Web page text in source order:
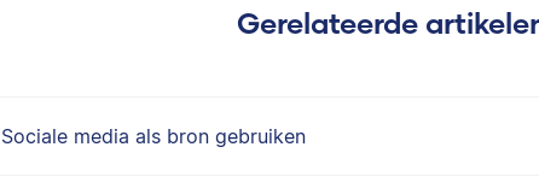
Gerelateerde
Sociale media als bron gebruiken